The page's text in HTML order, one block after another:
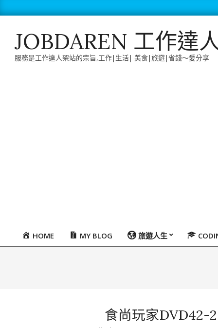
to
JOBDAREN 工作達
服務是工作達人架站的宗旨,工作|生活| 美食|旅遊|省錢～愛分享
PrimaryHOME MY BLOG 旅遊人生
食尚玩家DVD42-